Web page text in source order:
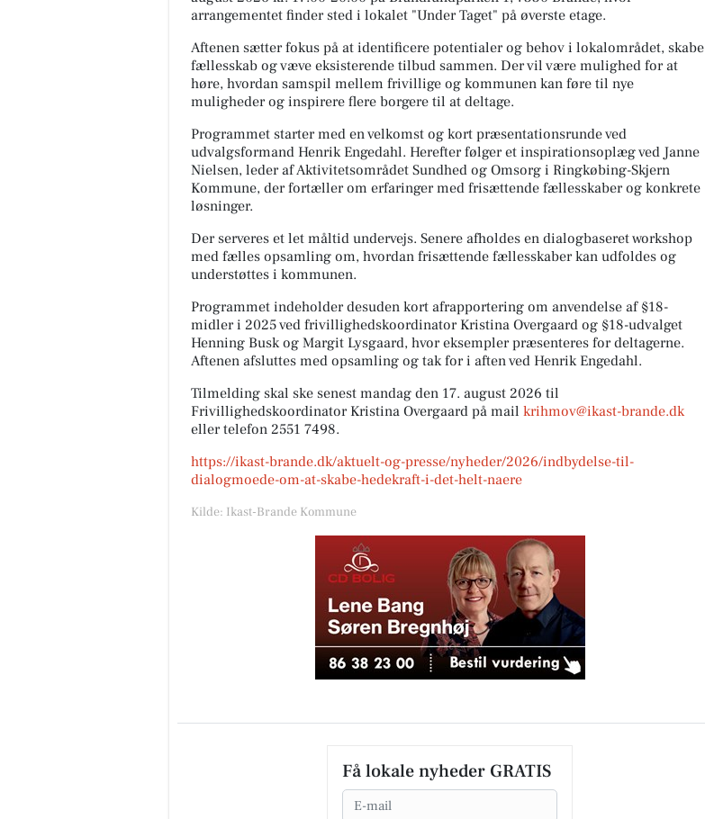
arrangementet finder sted i lokalet "Under Taget" på øverste etage.
Aftenen sætter fokus på at identificere potentialer og behov i lokalområdet, skabe
fællesskab og væve eksisterende tilbud sammen. Der vil være mulighed for at
høre, hvordan samspil mellem frivillige og kommunen kan føre til nye
muligheder og inspirere flere borgere til at deltage.
Programmet starter med en velkomst og kort præsentationsrunde ved
udvalgsformand Henrik Engedahl. Herefter følger et inspirationsoplæg ved Janne
Nielsen, leder af Aktivitetsområdet Sundhed og Omsorg i Ringkøbing-Skjern
Kommune, der fortæller om erfaringer med frisættende fællesskaber og konkrete
løsninger.
Der serveres et let måltid undervejs. Senere afholdes en dialogbaseret workshop
med fælles opsamling om, hvordan frisættende fællesskaber kan udfoldes og
understøttes i kommunen.
Programmet indeholder desuden kort afrapportering om anvendelse af §18-
midler i 2025 ved frivillighedskoordinator Kristina Overgaard og §18-udvalget
Henning Busk og Margit Lysgaard, hvor eksempler præsenteres for deltagerne.
Aftenen afsluttes med opsamling og tak for i aften ved Henrik Engedahl.
Tilmelding skal ske senest mandag den 17. august 2026 til
Frivillighedskoordinator Kristina Overgaard på mail krihmov@ikast-brande.dk
eller telefon 2551 7498.
https://ikast-brande.dk/aktuelt-og-presse/nyheder/2026/indbydelse-til-
dialogmoede-om-at-skabe-hedekraft-i-det-helt-naere
Kilde: Ikast-Brande Kommune
Få lokale nyheder GRATIS
Email